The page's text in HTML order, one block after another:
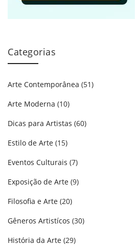
Categorias
Arte Contemporânea (51)
Arte Moderna (10)
Dicas para Artistas (60)
Estilo de Arte (15)
Eventos Culturais (7)
Exposição de Arte (9)
Filosofia e Arte (20)
Gêneros Artistícos (30)
História da Arte (29)